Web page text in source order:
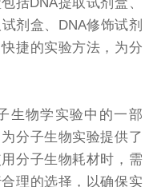
剂盒、DNA修饰试剂
捷的实验方法，为分
物学实验中的一部
分子生物实验提供了
分子生物耗材时，需
理的选择，以确保实